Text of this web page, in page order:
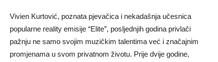
Vivien Kurtović, poznata pjevačica i nekadašnja učesnica
popularne reality emisije “Elite”, posljednjih godina privlači
pažnju ne samo svojim muzičkim talentima već i značajnim
promjenama u svom privatnom životu. Prije dvije godine,